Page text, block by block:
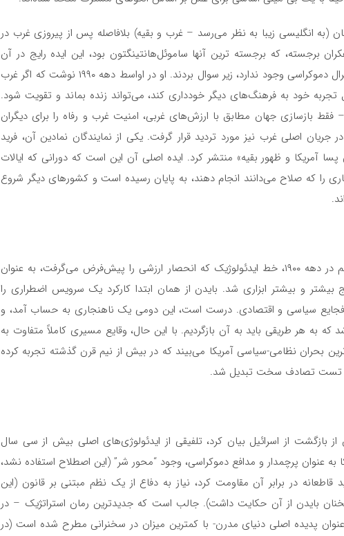
(به انگلیسی زیبا به نظر می‌رسد – غرب و بقیه) بلافاصله پس از پیروزی غرب در
برجسته، که برجسته ترین آنها ساموئل‌هانتینگتون بود، این ایده رایج در آن
زمان را که هیچ جایگزینی برای مدل لیبرال دموکراسی وجود ندارد، زیر سوال بردند. او در اواسط دهه ۱۹۹۰ نوشت که اگر غرب
خود به فرهنگ‌های دیگر خودداری کند، می‌تواند زنده بماند و تقویت شود.
فقط بازسازی جهان مطابق با ارزش‌های غربی، امنیت غرب و رفاه را برای دیگران
اصلی غرب نیز مورد تردید قرار گرفت. یکی از نمایندگان نمادین آن، فرید
به نام «جهان پسا آمریکا و ظهور بقیه» منتشر کرد. ایده اصلی آن این است که دورانی که ایالات
را که صلاح می‌دانند انجام دهند، به پایان رسیده است و کشورهای دیگر شروع
با این وجود، هم در دهه‌های ۲۰۰۰ و هم در دهه ۱۹۰۰، خط ایدئولوژیک که انحصار ارزشی را پیش‌فرض می‌گرفت، به عنوان
و بیشتر ابزاری شد. بایدن از همان ابتدا کارکرد یک سرویس اضطراری را
سیاسی و اقتصادی. درست است، این دومی یک ناهنجاری به حساب آمد، و
به هر طریقی باید به آن بازگردیم. با این حال، وقایع مسیری کاملاً متفاوت به
بحران نظامی-سیاسی آمریکا می‌بیند که در بیش از نیم قرن گذشته تجربه کرده
تست تصادف سخت تبدیل شد.
بازگشت از اسرائیل بیان کرد، تلفیقی از ایدئولوژی‌های اصلی بیش از سی سال
به عنوان پرچمدار و مدافع دموکراسی، وجود “محور شر” (این اصطلاح استفاده نشد،
قاطعانه در برابر آن مقاومت کرد، نیاز به دفاع از یک نظم مبتنی بر قانون (این
بایدن از آن حکایت داشت). جالب است که جدیدترین رمان استراتژیک – در
پدیده اصلی دنیای مدرن- با کمترین میزان در سخنرانی مطرح شده است (در